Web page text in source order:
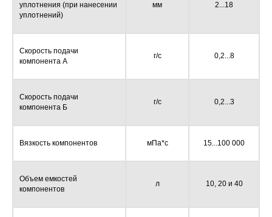
уплотнения (при нанесении
уплотнений)
мм 2...18
Скорость подачи
компонента А
г/с 0,2...8
Скорость подачи
компонента Б
г/с 0,2...3
Вязкость компонентов мПа*с 15...100 000
Объем емкостей
компонентов
л 10, 20 и 40